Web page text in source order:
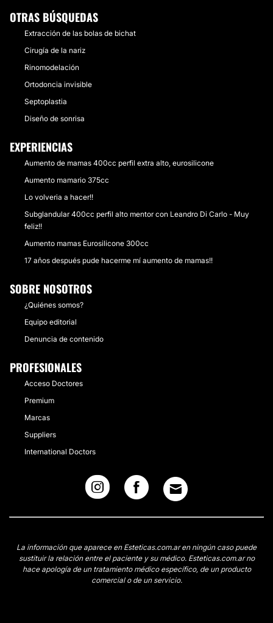
OTRAS BÚSQUEDAS
Extracción de las bolas de bichat
Cirugía de la nariz
Rinomodelación
Ortodoncia invisible
Septoplastia
Diseño de sonrisa
EXPERIENCIAS
Aumento de mamas 400cc perfil extra alto, eurosilicone
Aumento mamario 375cc
Lo volveria a hacer!!
Subglandular 400cc perfil alto mentor con Leandro Di Carlo - Muy
feliz!!
Aumento mamas Eurosilicone 300cc
17 años después pude hacerme mí aumento de mamas!!
SOBRE NOSOTROS
¿Quiénes somos?
Equipo editorial
Denuncia de contenido
PROFESIONALES
Acceso Doctores
Premium
Marcas
Suppliers
International Doctors
La información que aparece en Esteticas.com.ar en ningún caso puede
sustituir la relación entre el paciente y su médico. Esteticas.com.ar no
hace apología de un tratamiento médico específico, de un producto
comercial o de un servicio.